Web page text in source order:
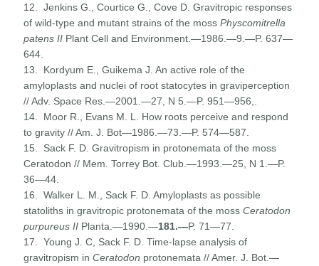
12. Jenkins G., Courtice G., Cove D. Gravitropic responses
of wild-type and mutant strains of the mossPhyscomitrella
patens II Plant Cell and Environment.—1986.—9.—P. 637—
644.
13. Kordyum E., Guikema J. An active role of the
amyloplasts and nuclei of root statocytes in graviperception
// Adv. Space Res.—2001.—27, N 5.—P. 951—956,.
14. Moor R., Evans M. L. How roots perceive and respond
to gravity // Am. J. Bot—1986.—73.—P. 574—587.
15. Sack F. D. Gravitropism in protonemata of the moss
Ceratodon // Mem. Torrey Bot. Club.—1993.—25, N 1.—P.
36—44.
16. Walker L. M., Sack F. D. Amyloplasts as possible
statoliths in gravitropic protonemata of the mossCeratodon
purpureus II Planta.—1990.—181.—P. 71—77.
17. Young J. C, Sack F. D. Time-lapse analysis of
gravitropism inCeratodon protonemata // Amer. J. Bot.—